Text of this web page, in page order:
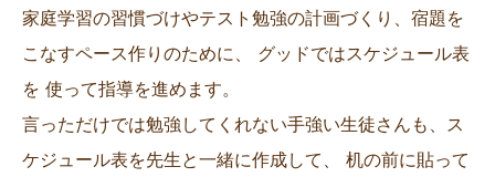
家庭学習の習慣づけやテスト勉強の計画づくり、宿題を
こなすペース作りのために、 グッドではスケジュール表
を 使って指導を進めます。
言っただけでは勉強してくれない手強い生徒さんも、ス
ケジュール表を先生と一緒に作成して、 机の前に貼って